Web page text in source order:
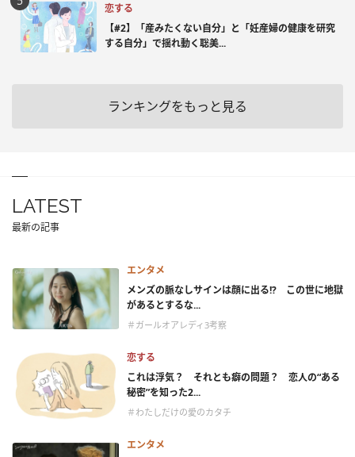
恋する
【#2】「産みたくない自分」と「妊産婦の健康を研究
する自分」で揺れ動く聡美...
ランキングをもっと見る
LATEST
最新の記事
エンタメ
メンズの脈なしサインは顔に出る!? この世に地獄
があるとするな...
＃ガールオアレディ3考察
恋する
これは浮気？ それとも癖の問題？ 恋人の“ある
秘密”を知った2...
＃わたしだけの愛のカタチ
エンタメ